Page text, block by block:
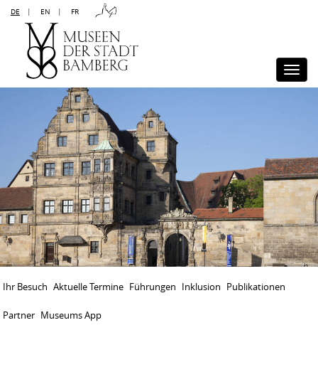
DE EN FR
Kontakt Sitemap Impressum
Disclaimer
Presse
Ihr Besuch Aktuelle Termine Führungen Inklusion Publikationen
Partner Museums App